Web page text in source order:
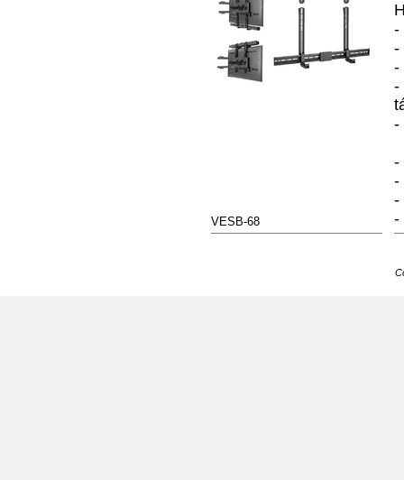
-
-
-
-
-
-
-
-
-
VESB-68